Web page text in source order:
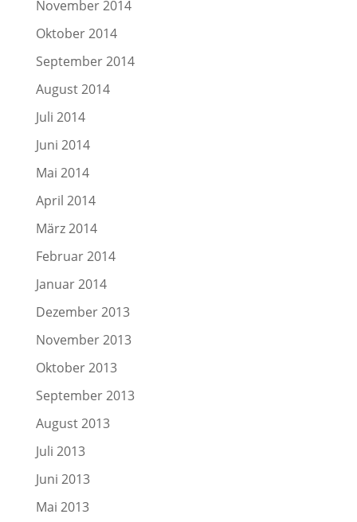
November 2014
Oktober 2014
September 2014
August 2014
Juli 2014
Juni 2014
Mai 2014
April 2014
März 2014
Februar 2014
Januar 2014
Dezember 2013
November 2013
Oktober 2013
September 2013
August 2013
Juli 2013
Juni 2013
Mai 2013